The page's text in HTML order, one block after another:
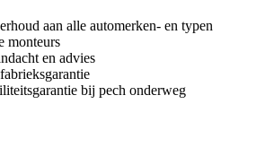
aan alle automerken- en typen
monteurs
en advies
bij pech onderweg